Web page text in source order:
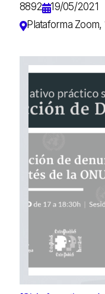
8892
19/05/2021
Plataforma Zoom,